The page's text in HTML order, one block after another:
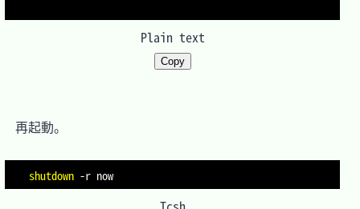
Plain text
Copy
再起動。
shutdown -r now